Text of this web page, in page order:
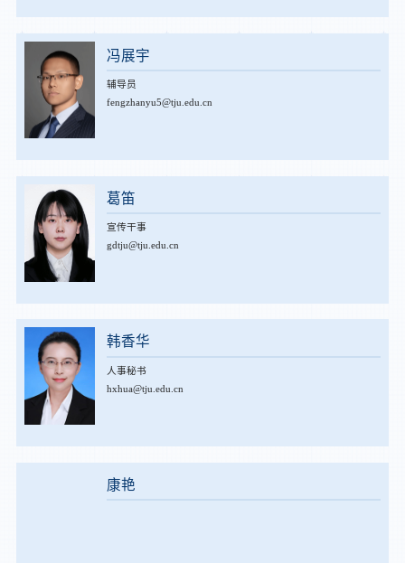
冯展宇
辅导员
fengzhanyu5@tju.edu.cn
葛笛
宣传干事
gdtju@tju.edu.cn
韩香华
人事秘书
hxhua@tju.edu.cn
康艳